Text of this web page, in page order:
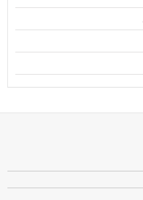
ذوزنقه گالوانیزه رنگی در تهران با قیمت ارزان